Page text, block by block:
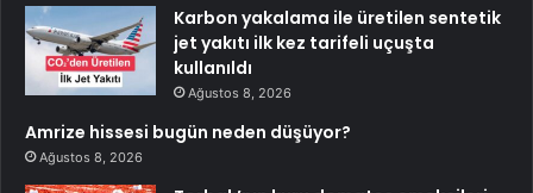
Karbon yakalama ile üretilen sentetik
jet yakıtı ilk kez tarifeli uçuşta
kullanıldı
Ağustos 8, 2026
Amrize hissesi bugün neden düşüyor?
Ağustos 8, 2026